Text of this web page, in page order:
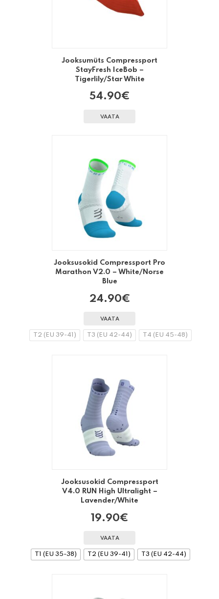
Jooksumüts Compressport
StayFresh IceBob –
Tigerlily/Star White
54.90€
VAATA
Jooksusokid Compressport Pro
Marathon V2.0 – White/Norse
Blue
24.90€
VAATA
T2 (EU 39-41) T3 (EU 42-44) T4 (EU 45-48)
Jooksusokid Compressport
V4.0 RUN High Ultralight –
Lavender/White
19.90€
VAATA
T1 (EU 35-38) T2 (EU 39-41) T3 (EU 42-44)